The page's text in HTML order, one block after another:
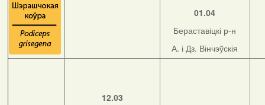
01.04
Бераставіцкі р-н
А. і Дз. Вінчэўскія
12.03